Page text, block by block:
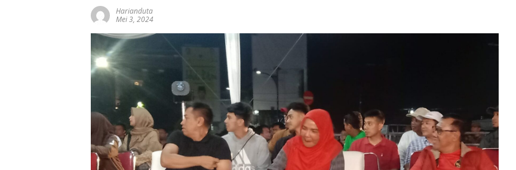
Harianduta
Mei 3, 2024